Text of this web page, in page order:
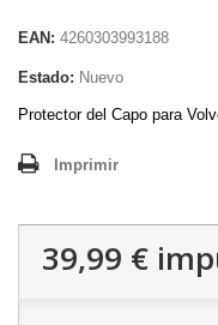
EAN: 4260303993188
Estado: Nuevo
Protector del Capo para
Imprimir
39,99 €